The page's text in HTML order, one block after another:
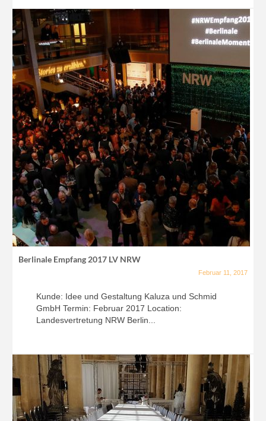
Berlinale Empfang 2017 LV NRW
Februar 11, 2017
Kunde: Idee und Gestaltung Kaluza und Schmid
GmbH Termin: Februar 2017 Location:
Landesvertretung NRW Berlin...